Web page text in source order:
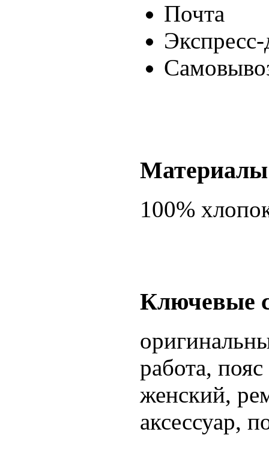
Почта
Материалы
100%
Ключевые
работа, пояс
женский,
аксессуар,